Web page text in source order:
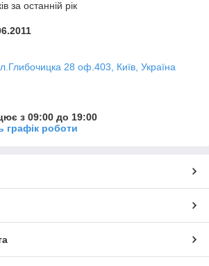
за останній рік
28 оф.403, Київ, Україна
з 09:00 до 19:00
графік роботи